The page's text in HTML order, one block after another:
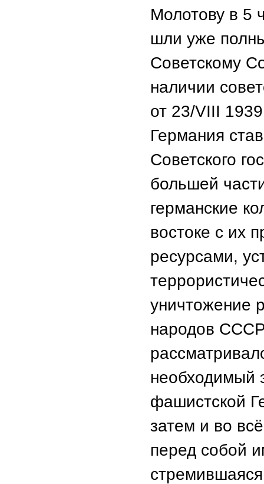
Молотову в 5
шли уже
Советскому
наличии
от 23/VΙΙΙ
Германия
Советского
большей
германские
востоке с их
ресурсами,
уничтожение
народов
необходимый
фашистской
затем и во
перед собой